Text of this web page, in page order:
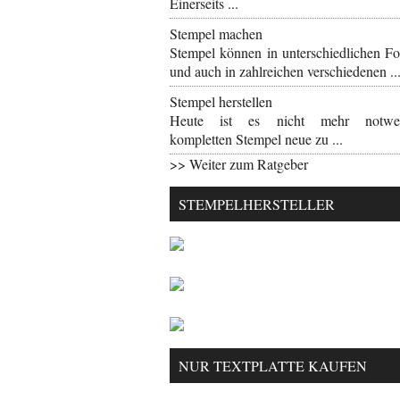
Stempel machen
Stempel können in unterschiedlichen
und auch in zahlreichen verschiedenen ...
Stempel herstellen
Heute ist es nicht mehr
kompletten Stempel neue zu ...
>> Weiter zum Ratgeber
STEMPELHERSTELLER
NUR TEXTPLATTE KAUFEN